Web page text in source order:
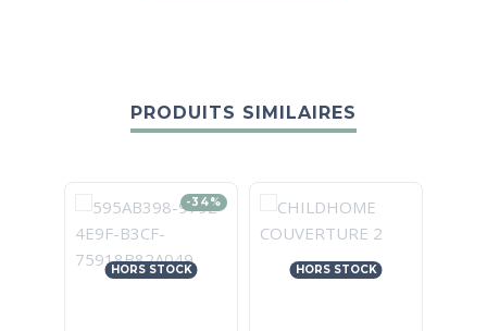
PRODUITS SIMILAIRES
-34%
HORS STOCK HORS STOCK